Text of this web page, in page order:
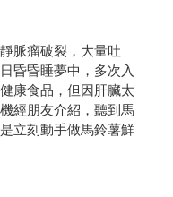
脈瘤破裂，大量吐
昏昏睡夢中，多次入
康食品，但因肝臟太
經朋友介紹，聽到馬
立刻動手做馬鈴薯鮮